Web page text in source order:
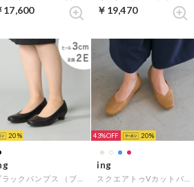
17,600 ￥19,470
20 43% 20
ing